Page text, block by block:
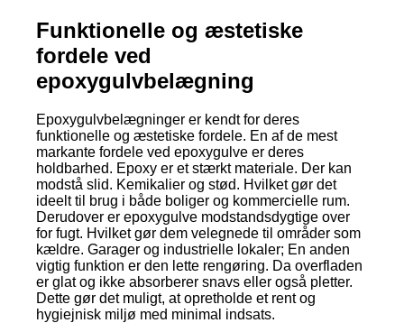
Funktionelle og æstetiske
fordele ved
epoxygulvbelægning
Epoxygulvbelægninger er kendt for deres
funktionelle og æstetiske fordele. En af de mest
markante fordele ved epoxygulve er deres
holdbarhed. Epoxy er et stærkt materiale. Der kan
modstå slid. Kemikalier og stød. Hvilket gør det
ideelt til brug i både boliger og kommercielle rum.
Derudover er epoxygulve modstandsdygtige over
for fugt. Hvilket gør dem velegnede til områder som
kældre. Garager og industrielle lokaler; En anden
vigtig funktion er den lette rengøring. Da overfladen
er glat og ikke absorberer snavs eller også pletter.
Dette gør det muligt, at opretholde et rent og
hygiejnisk miljø med minimal indsats.